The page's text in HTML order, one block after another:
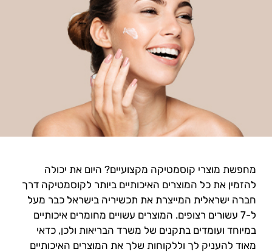
מחפשת מוצרי קוסמטיקה מקצועיים? היום את יכולה
להזמין את כל המוצרים האיכותיים ביותר לקוסמטיקה דרך
חברה ישראלית המייצרת את תכשיריה בישראל כבר מעל
ל-7 עשורים רצופים. המוצרים עשויים מחומרים איכותיים
במיוחד ועומדים בתקנים של משרד הבריאות ולכן, כדאי
מאוד להעניק לך וללקוחות שלך את המוצרים האיכותיים